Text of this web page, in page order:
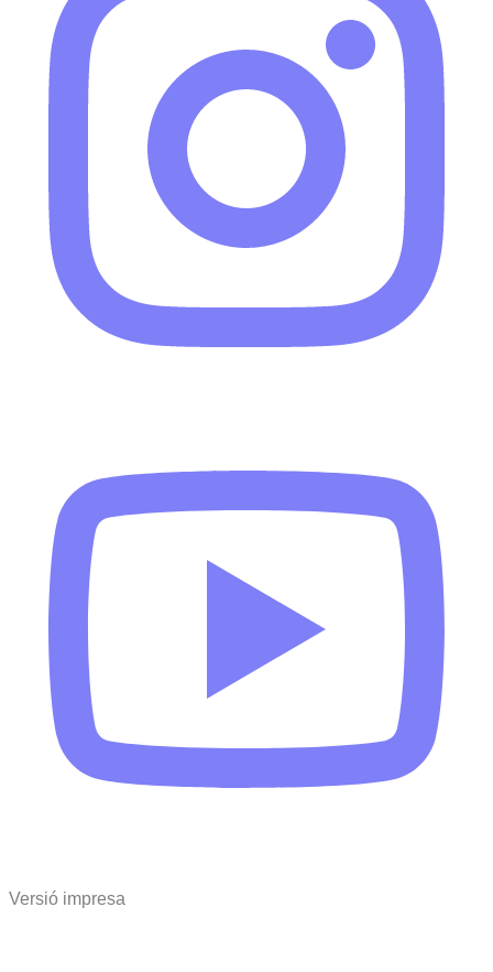
Versió impresa